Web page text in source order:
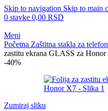
Skip to navigation Skip to main
0 stavke 0,00 RSD
Meni
Početna Zaštitna stakla za telefon
zastitu ekrana GLASS za
-40%
Zumiraj sliku